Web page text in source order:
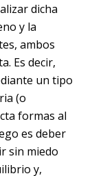
dicha
y la
ambos
Es decir,
un tipo
(o
formas al
es deber
sin miedo
y,